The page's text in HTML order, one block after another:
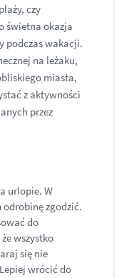
czy
świetna okazja
podczas wakacji.
na leżaku,
miasta,
z aktywności
przez
urlopie. W
odrobinę zgodzić.
do
wszystko
się nie
wrócić do